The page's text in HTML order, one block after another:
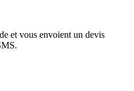
et vous envoient un devis